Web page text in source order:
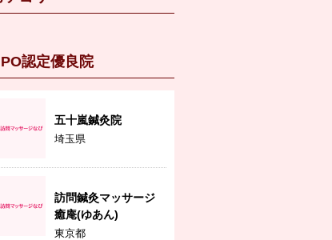
認定優良院
五十嵐鍼灸院
埼玉県
訪問鍼灸マッサージ
癒庵(ゆあん)
東京都